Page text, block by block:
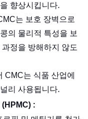
향상시킵니다.
는 보호 장벽으로
의 물리적 특성을 보
정을 방해하지 않도
CMC는 식품 산업에
리 사용됩니다.
: